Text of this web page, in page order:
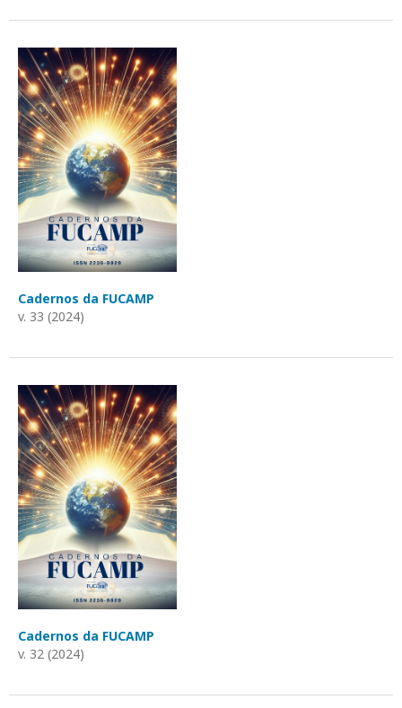
Cadernos da FUCAMP
v. 33 (2024)
Cadernos da FUCAMP
v. 32 (2024)